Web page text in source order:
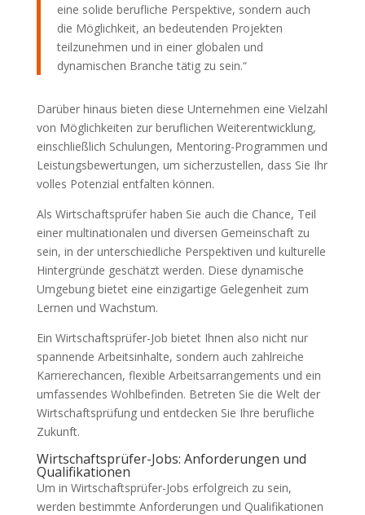
eine solide berufliche Perspektive, sondern auch
die Möglichkeit, an bedeutenden Projekten
teilzunehmen und in einer globalen und
dynamischen Branche tätig zu sein.“
Darüber hinaus bieten diese Unternehmen eine Vielzahl
von Möglichkeiten zur beruflichen Weiterentwicklung,
einschließlich Schulungen, Mentoring-Programmen und
Leistungsbewertungen, um sicherzustellen, dass Sie Ihr
volles Potenzial entfalten können.
Als Wirtschaftsprüfer haben Sie auch die Chance, Teil
einer multinationalen und diversen Gemeinschaft zu
sein, in der unterschiedliche Perspektiven und kulturelle
Hintergründe geschätzt werden. Diese dynamische
Umgebung bietet eine einzigartige Gelegenheit zum
Lernen und Wachstum.
Ein Wirtschaftsprüfer-Job bietet Ihnen also nicht nur
spannende Arbeitsinhalte, sondern auch zahlreiche
Karrierechancen, flexible Arbeitsarrangements und ein
umfassendes Wohlbefinden. Betreten Sie die Welt der
Wirtschaftsprüfung und entdecken Sie Ihre berufliche
Zukunft.
Wirtschaftsprüfer-Jobs: Anforderungen und
Qualifikationen
Um in Wirtschaftsprüfer-Jobs erfolgreich zu sein,
werden bestimmte Anforderungen und Qualifikationen